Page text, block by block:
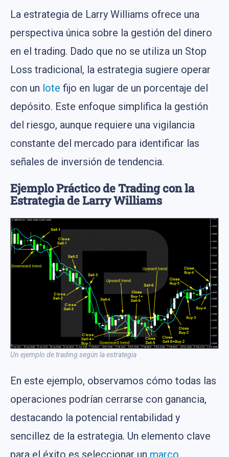
La estrategia de Larry Williams ofrece una
perspectiva única sobre la gestión del dinero
en el trading. Dado que no se utiliza un Stop
Loss tradicional, la estrategia sugiere operar
con un lote fijo en lugar de un porcentaje del
depósito. Este enfoque simplifica la gestión
del riesgo, aunque requiere una vigilancia
constante del mercado para identificar las
señales de inversión de tendencia.
Ejemplo Práctico de Trading con la
Estrategia de Larry Williams
Un ejemplo de trading según la estrategia
En este ejemplo, observamos cómo todas las
operaciones podrían cerrarse con ganancia,
destacando la potencial rentabilidad y
sencillez de la estrategia. Un elemento clave
para el éxito es seleccionar un marco